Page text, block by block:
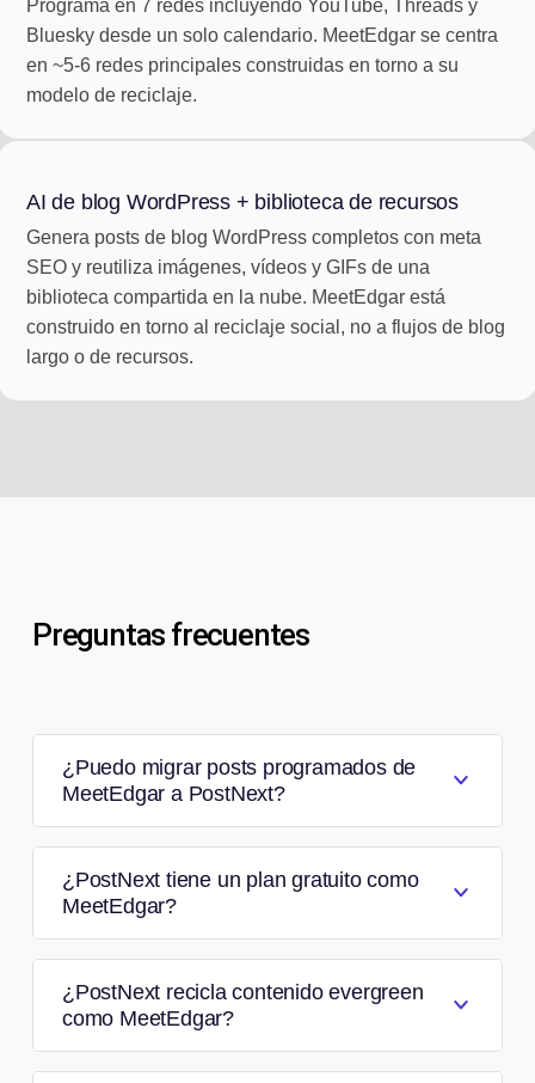
Programa en 7 redes incluyendo YouTube, Threads y
Bluesky desde un solo calendario. MeetEdgar se centra
en ~5-6 redes principales construidas en torno a su
modelo de reciclaje.
AI de blog WordPress + biblioteca de recursos
Genera posts de blog WordPress completos con meta
SEO y reutiliza imágenes, vídeos y GIFs de una
biblioteca compartida en la nube. MeetEdgar está
construido en torno al reciclaje social, no a flujos de blog
largo o de recursos.
Preguntas frecuentes
¿Puedo migrar posts programados de
MeetEdgar a PostNext?
¿PostNext tiene un plan gratuito como
MeetEdgar?
¿PostNext recicla contenido evergreen
como MeetEdgar?